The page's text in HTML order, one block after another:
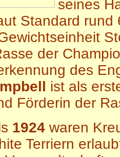
seines
Standard
der
des
ist als
Förderin der
1924 waren
Terriern